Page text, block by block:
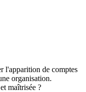
l'apparition de comptes
organisation.
maîtrisée ?